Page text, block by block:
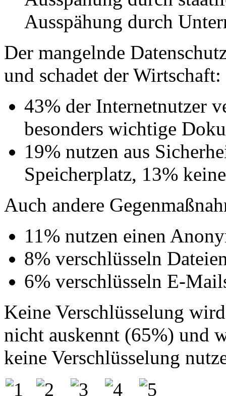
Ausspähung durch
Der mangelnde
und schadet der Wirtschaft:
43% der Internetnutzer
besonders wichtige
19% nutzen aus
Speicherplatz, 13%
Auch andere
11% nutzen einen
8% verschlüsseln
6% verschlüsseln E-
Keine Verschlüsselung
nicht auskennt (65%) und
keine Verschlüsselung